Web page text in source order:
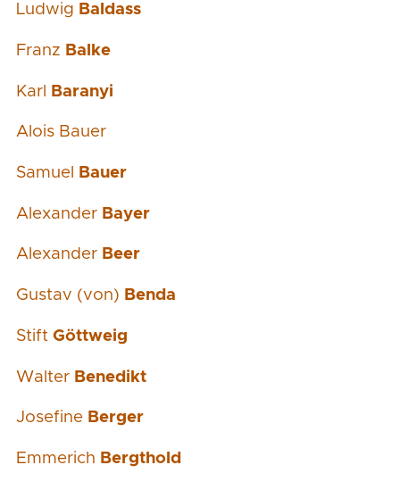
Ludwig Baldass
Franz Balke
Karl Baranyi
Alois Bauer
Samuel Bauer
Alexander Bayer
Alexander Beer
Gustav (von) Benda
Stift Göttweig
Walter Benedikt
Josefine Berger
Emmerich Bergthold